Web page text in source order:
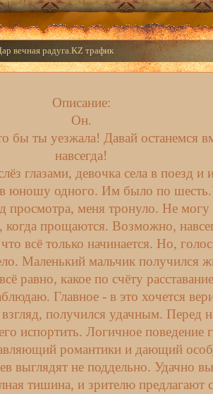
вечная радуга.KZ трафик
Описание:
Он.
бы ты уезжала! Давай останемся
навсегда!
глазами, девочка села в поезд и
юношу одного. Им было по
просмотра, меня тронуло. Не
прощаются. Возможно,
всё только начинается. Но,
Маленький мальчик получился
равно, какое по счёту
Главное - в это хочется
получился удачным. Перед
испортить. Логичное поведение
романтики и дающий
выглядят не поддельно. Удачно
тишина, и зрителю